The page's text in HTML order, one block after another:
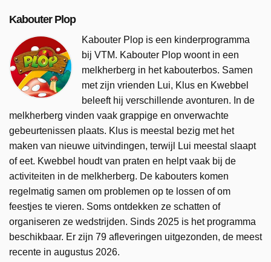
Kabouter Plop
Kabouter Plop is een kinderprogramma
bij VTM. Kabouter Plop woont in een
melkherberg in het kabouterbos. Samen
met zijn vrienden Lui, Klus en Kwebbel
beleeft hij verschillende avonturen. In de
melkherberg vinden vaak grappige en onverwachte
gebeurtenissen plaats. Klus is meestal bezig met het
maken van nieuwe uitvindingen, terwijl Lui meestal slaapt
of eet. Kwebbel houdt van praten en helpt vaak bij de
activiteiten in de melkherberg. De kabouters komen
regelmatig samen om problemen op te lossen of om
feestjes te vieren. Soms ontdekken ze schatten of
organiseren ze wedstrijden. Sinds 2025 is het programma
beschikbaar. Er zijn 79 afleveringen uitgezonden, de meest
recente in augustus 2026.